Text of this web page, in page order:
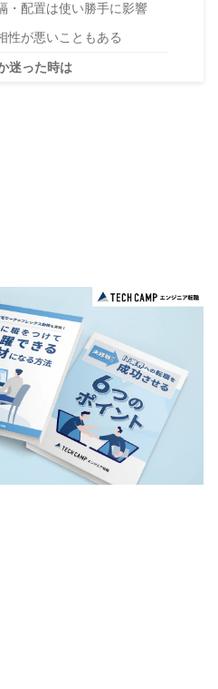
・配置は使い勝手に影響
性が悪いこともある
迷った時は